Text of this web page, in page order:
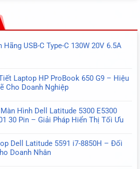
Hãng USB-C Type-C 130W 20V 6.5A
Laptop HP ProBook 650 G9 – Hiệu
Cho Doanh Nghiệp
Hình Dell Latitude 5300 E5300
30 Pin – Giải Pháp Hiển Thị Tối Ưu
Dell Latitude 5591 i7-8850H – Đối
Doanh Nhân